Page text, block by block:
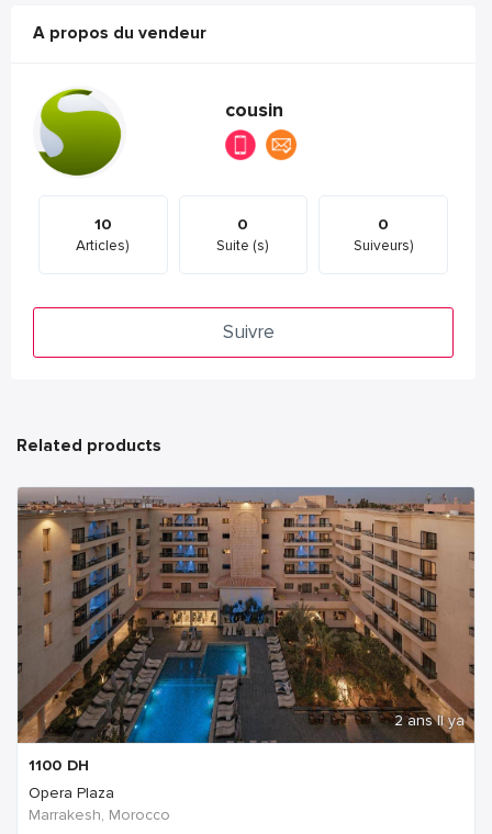
A propos du vendeur
cousin
10
Articles)
0
Suite (s)
0
Suiveurs)
Suivre
Related products
2 ans Il ya
1100 DH
Opera Plaza
Marrakesh, Morocco